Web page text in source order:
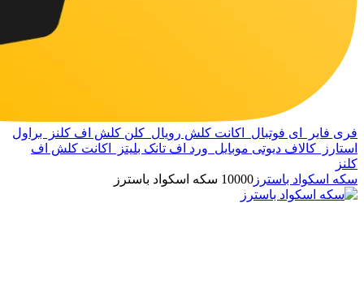
فری فایر ای فوتبال اکانت کلش رویال کلن کلش اف کلنز
براول
استارز
کالاف دیوتی موبایل ورد اف تانک بلیتز
اکانت کلش اف
کلنز
سکه اسکواد باسترز 10000 سکه اسکواد باسترز